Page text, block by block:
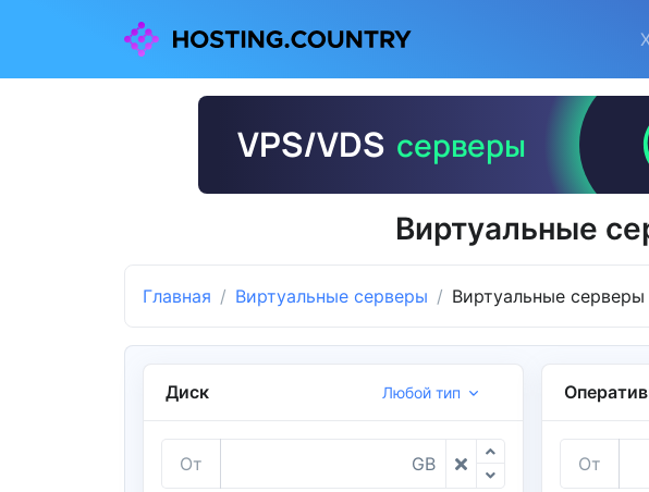
Виртуальные
Главная Виртуальные серверы Виртуальные
Диск Любой тип
От GB От